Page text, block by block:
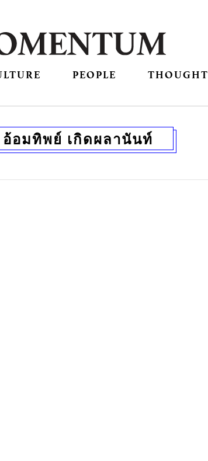
PEOPLE THOUGHT
อ้อมทิพย์ เกิดผลานันท์